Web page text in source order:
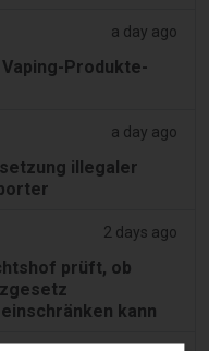
a day ago
Produkte-
a day ago
illegaler
2 days ago
prüft, ob
kann